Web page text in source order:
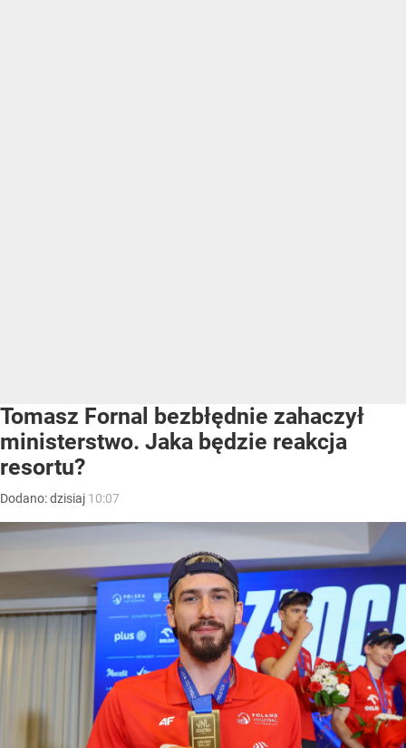
Tomasz Fornal bezbłędnie zahaczył
ministerstwo. Jaka będzie reakcja
resortu?
Dodano:dzisiaj 10:07